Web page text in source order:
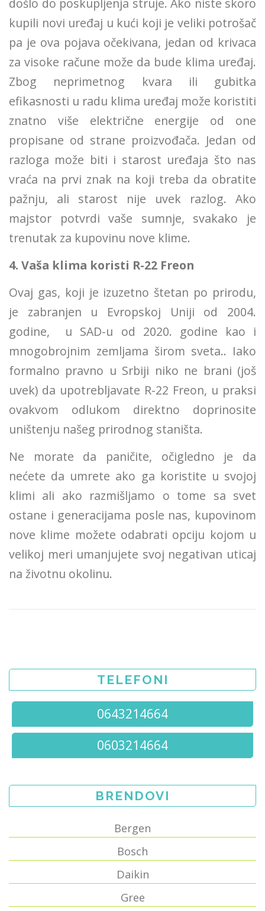
kupili novi uređaj u kući koji je veliki potrošač
pa je ova pojava očekivana, jedan od krivaca
za visoke račune može da bude klima uređaj.
Zbog neprimetnog kvara ili gubitka
efikasnosti u radu klima uređaj može koristiti
znatno više električne energije od one
propisane od strane proizvođača. Jedan od
razloga može biti i starost uređaja što nas
vraća na prvi znak na koji treba da obratite
pažnju, ali starost nije uvek razlog. Ako
majstor potvrdi vaše sumnje, svakako je
trenutak za kupovinu nove klime.
4. Vaša klima koristi R-22 Freon
Ovaj gas, koji je izuzetno štetan po prirodu,
je zabranjen u Evropskoj Uniji od 2004.
godine, u SAD-u od 2020. godine kao i
mnogobrojnim zemljama širom sveta.. Iako
formalno pravno u Srbiji niko ne brani (još
uvek) da upotrebljavate R-22 Freon, u praksi
ovakvom odlukom direktno doprinosite
uništenju našeg prirodnog staništa.
Ne morate da paničite, očigledno je da
nećete da umrete ako ga koristite u svojoj
klimi ali ako razmišljamo o tome sa svet
ostane i generacijama posle nas, kupovinom
nove klime možete odabrati opciju kojom u
velikoj meri umanjujete svoj negativan uticaj
na životnu okolinu.
TELEFONI
0643214664
0603214664
BRENDOVI
Bergen
Bosch
Daikin
Gree